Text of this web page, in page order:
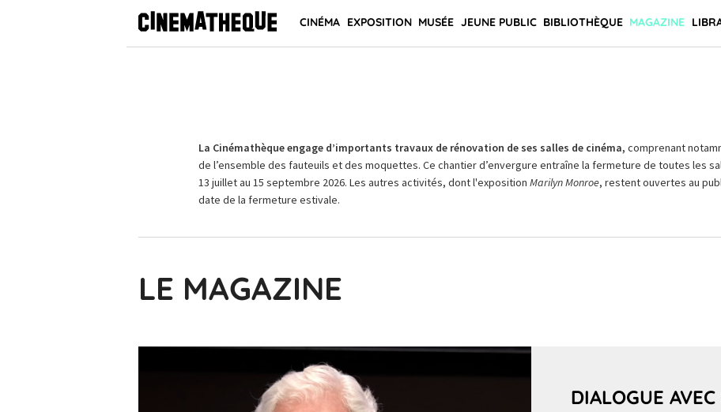
CINÉMA EXPOSITION MUSÉE JEUNE PUBLIC BIBLIOTHÈQUE MAGAZINE
La Cinémathèque engage d’importants travaux de rénovation de ses salles de cinéma, comprenant
de l’ensemble des fauteuils et des moquettes. Ce chantier d’envergure entraîne la fermeture de toutes les
13 juillet au 15 septembre 2026. Les autres activités, dont l'exposition Marilyn Monroe, restent ouvertes au
date de la fermeture estivale.
LE MAGAZINE
DIALOGUE